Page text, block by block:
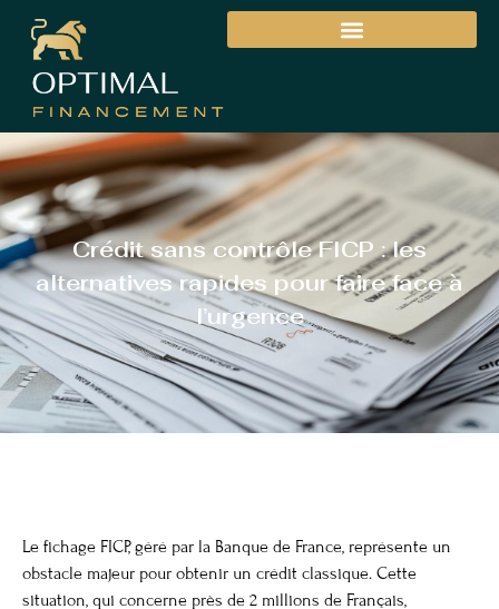
Crédit sans contrôle FICP : les
alternatives rapides pour faire face à
l’urgence
Le fichage FICP, géré par la Banque de France, représente un
obstacle majeur pour obtenir un crédit classique. Cette
situation, qui concerne près de 2 millions de Français,